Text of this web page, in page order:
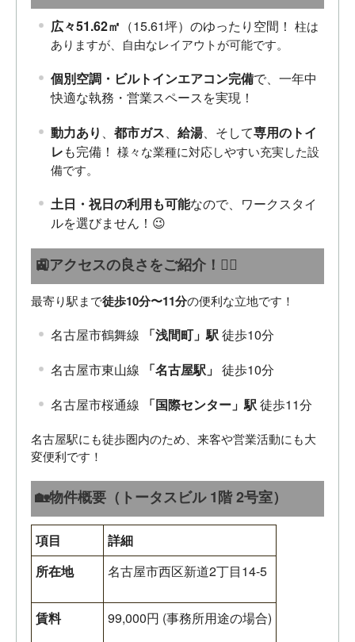
広々51.62㎡ （15.61坪）のゆったり空間！ 柱は
ありますが、自由なレイアウトが可能です。
個別空調・ビルトインエアコン完備で、一年中
快適な執務・営業スペースを実現！
動力あり
都市ガス 給湯、そして専用のトイ
レも完備！ 様々な業種に対応しやすい充実した設
備です。
土日・祝日の利用も可能なので、ワークスタイ
ルを選びません！😉
🚉アクセスの良さをご紹介！🚶‍♂️
最寄り駅まで徒歩10分〜11分の便利な立地です！
名古屋市鶴舞線 「浅間町」駅 徒歩10分
名古屋市東山線
「名古屋駅」 徒歩10分
名古屋市桜通線
「国際センター」駅 徒歩11分
名古屋駅にも徒歩圏内のため、来客や営業活動にも大
変便利です！
🏡物件概要（トータスビル 1階 2号室）
項目
詳細
所在地
名古屋市西区新道2丁目14-5
賃料 99,000円 (事務所用途の場合)